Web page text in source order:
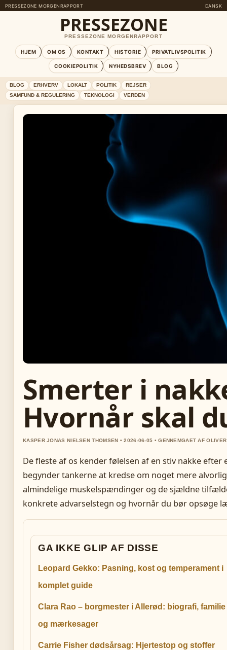
PRESSEZONE MORGENRAPPORT DANSK
PRESSEZONE
PRESSEZONE MORGENRAPPORT
HJEM OM OS KONTAKT HISTORIE PRIVATLIVSPOLITIK
COOKIEPOLITIK NYHEDSBREV BLOG
BLOG ERHVERV LOKALT POLITIK
REJSER
SAMFUND & REGULERING
TEKNOLOGI VERDEN
Smerter i
Hvornår skal
KASPER JONAS NIELSEN THOMSEN • 2026-06-05 • GENNEMGAET AF
De fleste af os kender følelsen af en stiv nakke
begynder tankerne at kredse om noget mere
almindelige muskelspændinger og de sjældne
konkrete advarselstegn og hvornår du bør opsøge
GA IKKE GLIP AF DISSE
Leopard Gekko: Pasning, kost og temperament i
komplet guide
Clara Rao – borgmester i Allerød: biografi, familie
og mærkesager
Carrie Fisher dødsårsag: Hjertestop og stoffer